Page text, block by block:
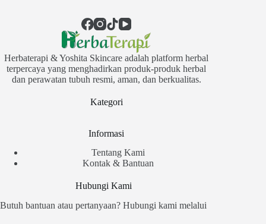
Herbaterapi & Yoshita Skincare adalah platform herbal
terpercaya yang menghadirkan produk-produk herbal
dan perawatan tubuh resmi, aman, dan berkualitas.
Kategori
Informasi
Tentang Kami
Kontak & Bantuan
Hubungi Kami
Butuh bantuan atau pertanyaan? Hubungi kami melalui